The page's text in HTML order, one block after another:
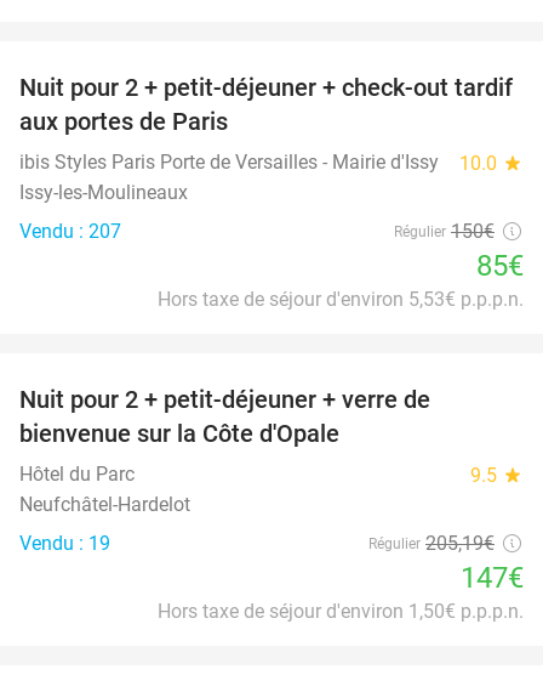
43%
Nuit pour 2 + petit-déjeuner + check-out tardif
aux portes de Paris
ibis Styles Paris Porte de Versailles - Mairie d'Issy 10.0 star
Issy-les-Moulineaux
Vendu : 207
Régulier 150€
85€
Hors taxe de séjour d'environ 5,53€ p.p.p.n.
Nuit pour 2 + petit-déjeuner + verre de
bienvenue sur la Côte d'Opale
Hôtel du Parc 9.5 star
Neufchâtel-Hardelot
Vendu : 19
Régulier 205,19€
147€
Hors taxe de séjour d'environ 1,50€ p.p.p.n.